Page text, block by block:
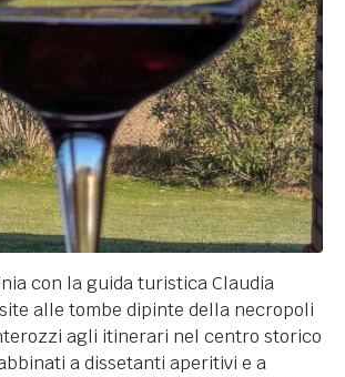
con la guida turistica Claudia
alle tombe dipinte della necropoli
agli itinerari nel centro storico
a dissetanti aperitivi e a